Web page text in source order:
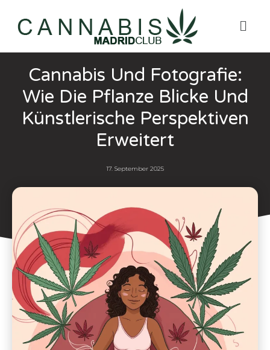
Cannabis Und Fotografie:
Wie Die Pflanze Blicke Und
Künstlerische Perspektiven
Erweitert
17. September 2025